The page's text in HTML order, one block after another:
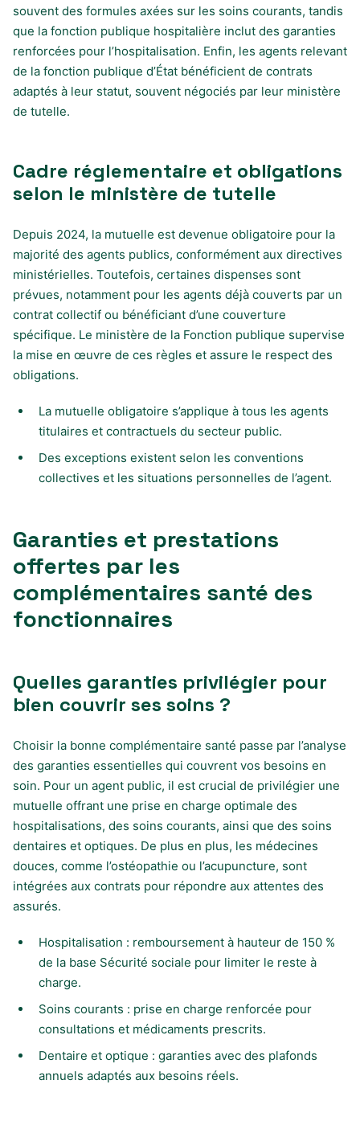
souvent des formules axées sur les soins courants, tandis
que la fonction publique hospitalière inclut des garanties
renforcées pour l’hospitalisation. Enfin, les agents relevant
de la fonction publique d’État bénéficient de contrats
adaptés à leur statut, souvent négociés par leur ministère
de tutelle.
Cadre réglementaire et obligations
selon le ministère de tutelle
Depuis 2024, la mutuelle est devenue obligatoire pour la
majorité des agents publics, conformément aux directives
ministérielles. Toutefois, certaines dispenses sont
prévues, notamment pour les agents déjà couverts par un
contrat collectif ou bénéficiant d’une couverture
spécifique. Le ministère de la Fonction publique supervise
la mise en œuvre de ces règles et assure le respect des
obligations.
La mutuelle obligatoire s’applique à tous les agents
titulaires et contractuels du secteur public.
Des exceptions existent selon les conventions
collectives et les situations personnelles de l’agent.
Garanties et prestations
offertes par les
complémentaires santé des
fonctionnaires
Quelles garanties privilégier pour
bien couvrir ses soins ?
Choisir la bonne complémentaire santé passe par l’analyse
des garanties essentielles qui couvrent vos besoins en
soin. Pour un agent public, il est crucial de privilégier une
mutuelle offrant une prise en charge optimale des
hospitalisations, des soins courants, ainsi que des soins
dentaires et optiques. De plus en plus, les médecines
douces, comme l’ostéopathie ou l’acupuncture, sont
intégrées aux contrats pour répondre aux attentes des
assurés.
Hospitalisation : remboursement à hauteur de 150 %
de la base Sécurité sociale pour limiter le reste à
charge.
Soins courants : prise en charge renforcée pour
consultations et médicaments prescrits.
Dentaire et optique : garanties avec des plafonds
annuels adaptés aux besoins réels.